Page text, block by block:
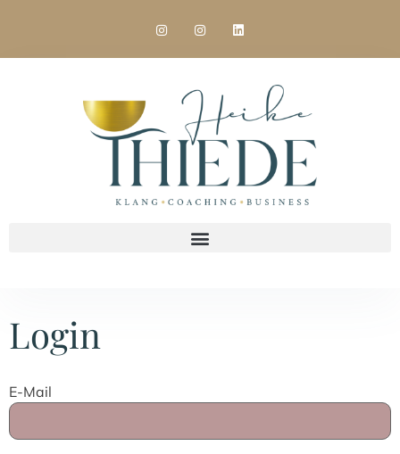
Login
E-Mail